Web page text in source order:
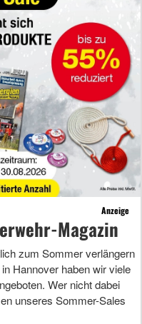
Anzeige
Magazin
zum Sommer verlängern
Hannover haben wir viele
Wer nicht dabei
unseres Sommer-Sales